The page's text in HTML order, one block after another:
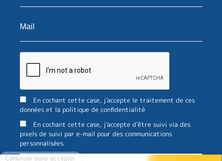
En cochant cette case, j'accepte le traitement de ces
données et la politique de confidentialité
En cochant cette case, j'accepte d'être suivi via des
pixels de suivi par e-mail pour des communications
personnalisées